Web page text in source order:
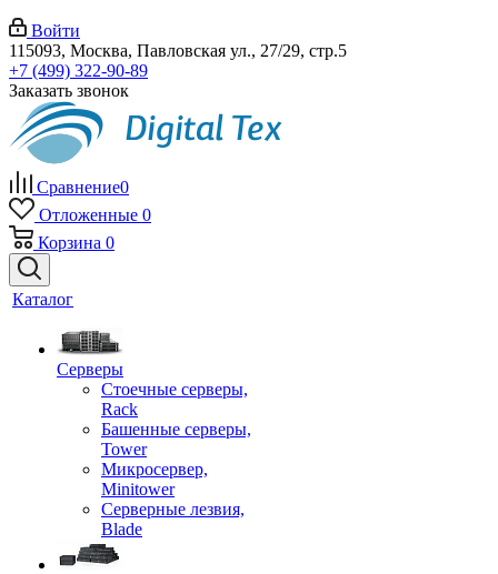
Войти
115093, Москва, Павловская ул., 27/29, стр.5
+7 (499) 322-90-89
Заказать звонок
Сравнение0
Отложенные 0
Корзина 0
Каталог
Серверы
Стоечные серверы,
Rack
Башенные серверы,
Tower
Микросервер,
Minitower
Серверные лезвия,
Blade